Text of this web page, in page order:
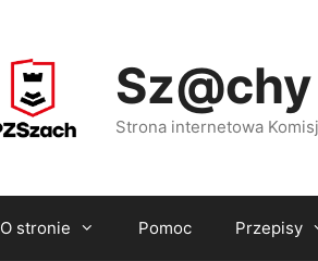
Strona internetowa
O stronie Pomoc Przepisy